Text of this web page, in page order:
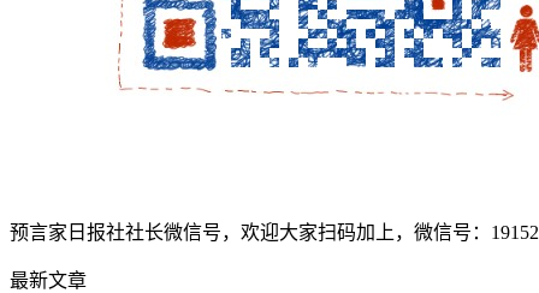
预言家日报社社长微信号，欢迎大家扫码加上，微信号：
最新文章